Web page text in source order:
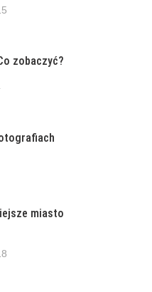
zobaczyć?
miasto